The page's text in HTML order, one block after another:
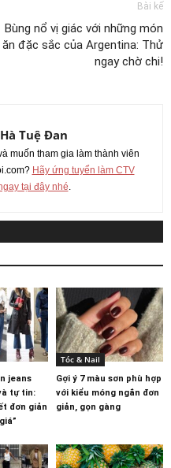
Bài kế
Bùng nổ vị giác với những món
ăn đặc sắc của Argentina: Thử
ngay chờ chi!
Hà Tuệ Đan
muốn tham gia làm thành viên
Hãy ứng tuyển làm CTV
tại đây nhé.
jeans
tự tin:
đơn giản
Tóc & Nail
Gợi ý 7 màu sơn phù hợp
với kiểu móng ngắn đơn
giản, gọn gàng